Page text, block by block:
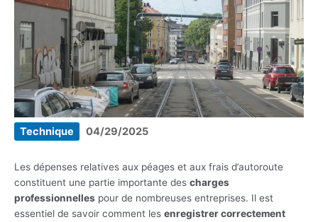
Technique 04/29/2025
Les dépenses relatives aux péages et aux frais d’autoroute
constituent une partie importante des charges
professionnelles pour de nombreuses entreprises. Il est
essentiel de savoir comment les enregistrer correctement